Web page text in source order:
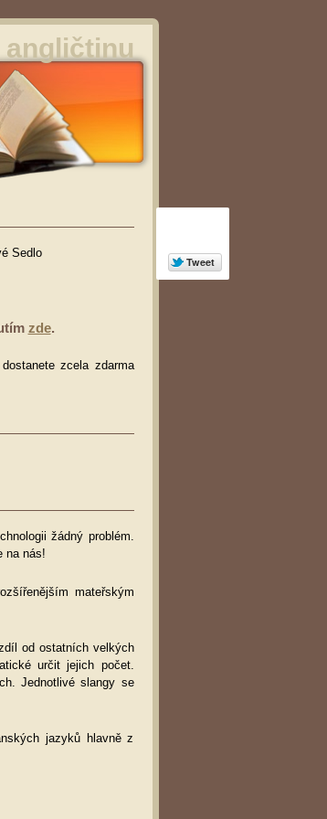
angličtinu
Sedlo
zde.
zcela zdarma
žádný problém.
na nás!
mateřským
od ostatních velkých
určit jejich počet.
Jednotlivé slangy se
jazyků hlavně z